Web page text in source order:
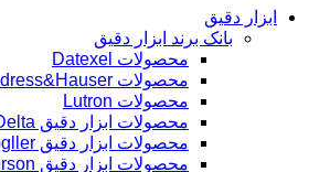
ابزار دقیق
بانک برند ابزار دقیق
محصولات Datexel
محصولات Endress&Hauser
محصولات Lutron
محصولات ابزار دقیق Delta
محصولات ابزار دقیق Hogller
محصولات ابزار دقیق Rosemount Emerson